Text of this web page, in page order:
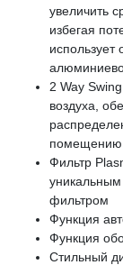
увеличить
избегая
использует
2 Way
воздуха,
помещению
Фильтр
фильтром
Функция
Функция
Стильный